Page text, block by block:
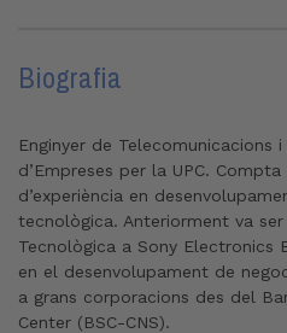
Biografia
Enginyer de Telecomunicacions
d’Empreses per la UPC.
d’experiència en
tecnològica. Anteriorment va
Tecnològica a Sony Electronics
en el desenvolupament de
a grans corporacions des del
Center (BSC-CNS).